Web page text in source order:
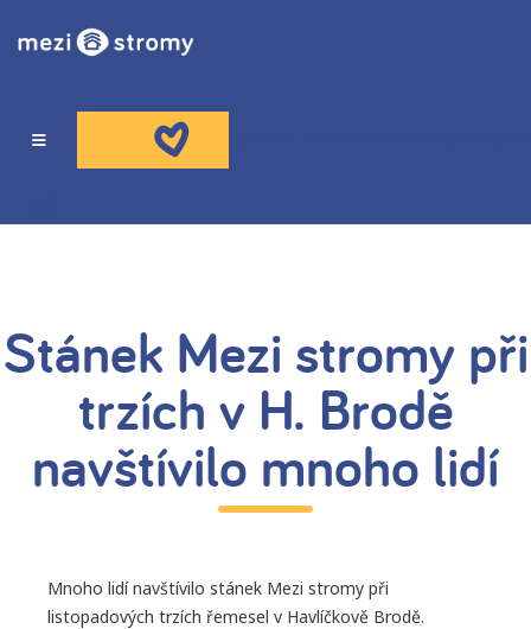
O NÁS
VZDĚLÁVÁNÍ
KONTAKTY
Stánek Mezi stromy při
trzích v H. Brodě
navštívilo mnoho lidí
Mnoho lidí navštívilo stánek Mezi stromy při
listopadových trzích řemesel v Havlíčkově Brodě.